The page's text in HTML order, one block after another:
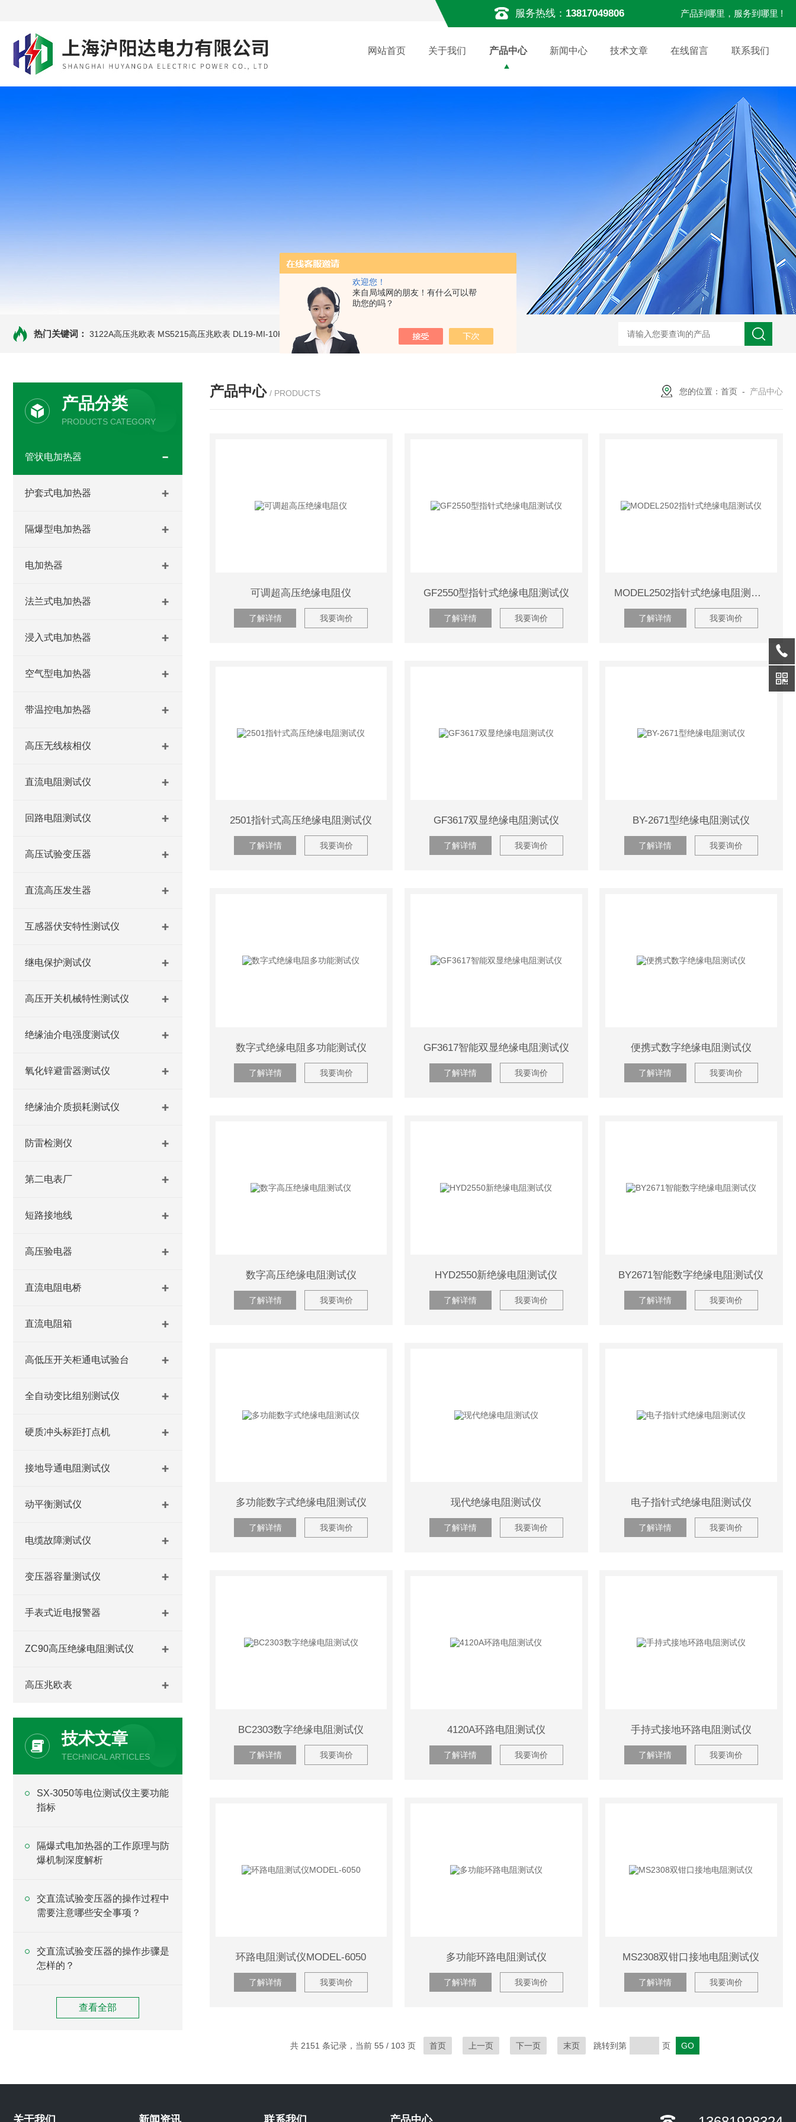
欢迎您！
来自局域网的朋友！有什么可以帮
助您的吗？
服务热线： 13817049806 产品到哪里，服务到哪里 !
网站首页 关于我们 产品中心 新闻中心 技术文章 在线留言 联系我们
热门关键词： 3122A高压兆欧表 MS5215高压兆欧表 DL19-MI-10KVe 高压兆欧表 5000V数字高压兆欧表 CS2077型CS2077高压兆欧表校验仪 GM-5KV-20KV型可调高压兆欧表GM-5KV-20KV nl3203型
产品分类
PRODUCTS CATEGORY
管状电加热器
护套式电加热器
隔爆型电加热器
电加热器
法兰式电加热器
浸入式电加热器
空气型电加热器
带温控电加热器
高压无线核相仪
直流电阻测试仪
回路电阻测试仪
高压试验变压器
直流高压发生器
互感器伏安特性测试仪
继电保护测试仪
高压开关机械特性测试仪
绝缘油介电强度测试仪
氧化锌避雷器测试仪
绝缘油介质损耗测试仪
防雷检测仪
第二电表厂
短路接地线
高压验电器
直流电阻电桥
直流电阻箱
高低压开关柜通电试验台
全自动变比组别测试仪
硬质冲头标距打点机
接地导通电阻测试仪
动平衡测试仪
电缆故障测试仪
变压器容量测试仪
手表式近电报警器
ZC90高压绝缘电阻测试仪
高压兆欧表
技术文章
TECHNICAL ARTICLES
SX-3050等电位测试仪主要功能
指标
隔爆式电加热器的工作原理与防
爆机制深度解析
交直流试验变压器的操作过程中
需要注意哪些安全事项？
交直流试验变压器的操作步骤是
怎样的？
查看全部
产品中心 / PRODUCTS 您的位置： 首页 - 产品中心
可调超高压绝缘电阻仪
了解详情 我要询价
GF2550型指针式绝缘电阻测试仪
了解详情 我要询价
MODEL2502指针式绝缘电阻测试仪
了解详情 我要询价
2501指针式高压绝缘电阻测试仪
了解详情 我要询价
GF3617双显绝缘电阻测试仪
了解详情 我要询价
BY-2671型绝缘电阻测试仪
了解详情 我要询价
数字式绝缘电阻多功能测试仪
了解详情 我要询价
GF3617智能双显绝缘电阻测试仪
了解详情 我要询价
便携式数字绝缘电阻测试仪
了解详情 我要询价
数字高压绝缘电阻测试仪
了解详情 我要询价
HYD2550新绝缘电阻测试仪
了解详情 我要询价
BY2671智能数字绝缘电阻测试仪
了解详情 我要询价
多功能数字式绝缘电阻测试仪
了解详情 我要询价
现代绝缘电阻测试仪
了解详情 我要询价
电子指针式绝缘电阻测试仪
了解详情 我要询价
BC2303数字绝缘电阻测试仪
了解详情 我要询价
4120A环路电阻测试仪
了解详情 我要询价
手持式接地环路电阻测试仪
了解详情 我要询价
环路电阻测试仪MODEL-6050
了解详情 我要询价
多功能环路电阻测试仪
了解详情 我要询价
MS2308双钳口接地电阻测试仪
了解详情 我要询价
共 2151 条记录，当前 55 / 103 页 首页 上一页 下一页 末页 跳转到第 页
关于我们 新闻资讯 联系我们 产品中心